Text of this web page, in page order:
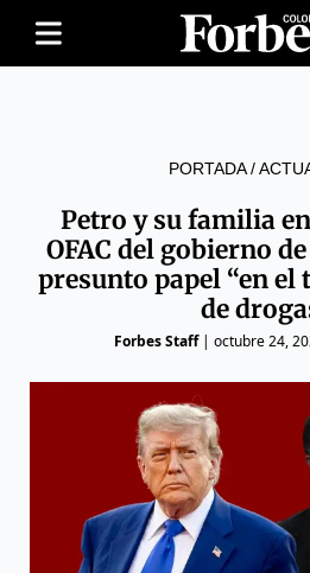
PORTADA/
Petro y su familia
OFAC del gobierno
presunto papel “en
de
Forbes Staff| octubre 24,